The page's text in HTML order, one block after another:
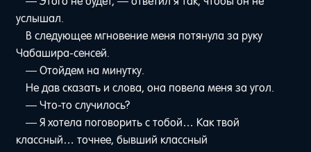
услышал.
В следующее мгновение меня потянула за руку
Чабашира-сенсей.
— Отойдем на минутку.
Не дав сказать и слова, она повела меня за угол.
— Что-то случилось?
— Я хотела поговорить с тобой… Как твой
классный… точнее, бывший классный